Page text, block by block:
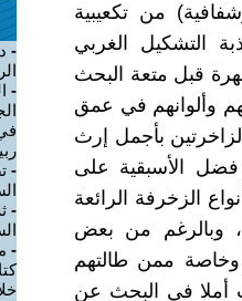
من تكعيبية
التشكيل الغربي
قبل متعة البحث
وألوانهم في عمق
بأجمل إرث
فضل الأسبقية على
الزخرفة الرائعة
وبالرغم من بعض
وخاصة ممن طالتهم
أملا في البحث عن
-
-
-
-
-